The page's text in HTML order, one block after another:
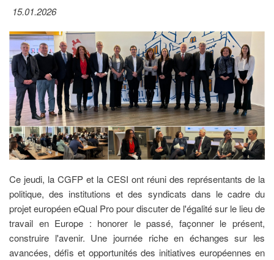
15.01.2026
Ce jeudi, la CGFP et la CESI ont réuni des représentants de la
politique, des institutions et des syndicats dans le cadre du
projet européen eQual Pro pour discuter de l'égalité sur le lieu de
travail en Europe : honorer le passé, façonner le présent,
construire l'avenir. Une journée riche en échanges sur les
avancées, défis et opportunités des initiatives européennes en